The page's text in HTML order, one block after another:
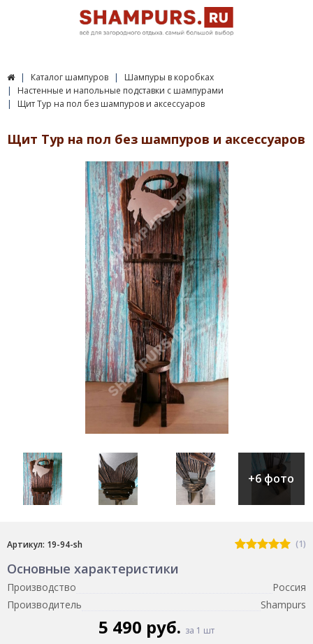
Каталог шампуров
Шампуры в коробках
Настенные и напольные подставки с шампурами
Щит Тур на пол без шампуров и аксессуаров
Щит Тур на пол без шампуров и аксессуаров
+6 фото
Артикул: 19-94-sh (1)
Основные характеристики
Производство
Россия
Производитель
Shampurs
5 490 руб. за 1 шт